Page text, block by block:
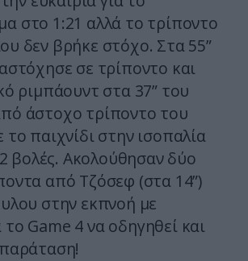
στο 1:21 αλλά το τρίποντο
δεν βρήκε στόχο. Στα 55”
σε τρίποντο και
ριμπάουντ στα 37” του
άστοχο τρίποντο του
παιχνίδι στην ισοπαλία
βολές. Ακολούθησαν δύο
από Τζόσεφ (στα 14”)
στην εκπνοή με
Game 4 να οδηγηθεί και